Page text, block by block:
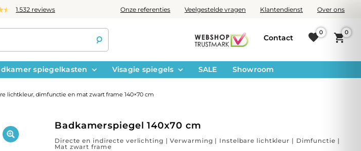
1.532 reviews Onze referenties Veelgestelde vragen Klantendienst Over ons
Contact
0 0
spiegelkasten Visagie spiegels SALE Showroom
lichtkleur, dimfunctie en mat zwart frame 140×70 cm
Badkamerspiegel 140x70 cm
Directe en indirecte verlichting | Verwarming | Instelbare lichtkleur | Dimfunctie |
Mat zwart frame